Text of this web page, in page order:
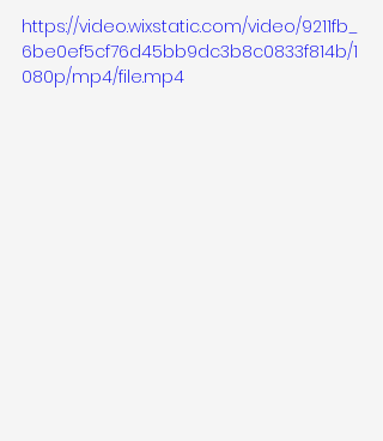
https://video.wixstatic.com/video/9211fb_
6be0ef5cf76d45bb9dc3b8c0833f814b/1
080p/mp4/file.mp4